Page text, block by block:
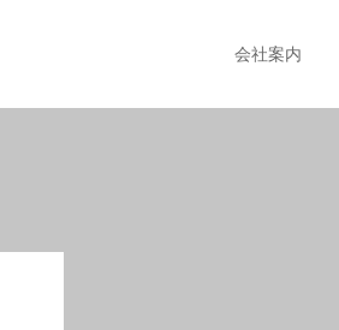
会社案内